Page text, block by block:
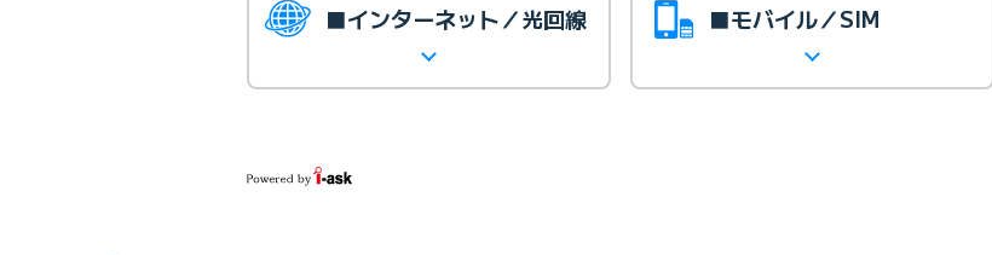
■インターネット／光回線 ■モバイル／SIM